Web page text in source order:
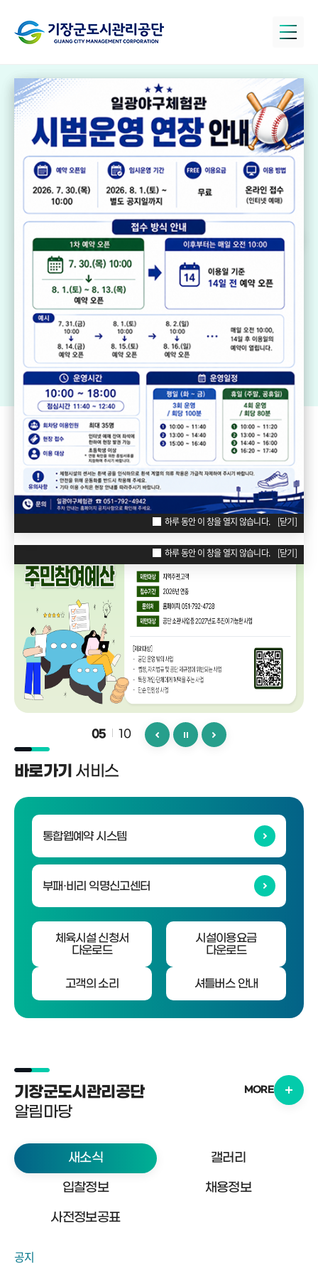
하루 동안 이 창을 열지 않습니다. [닫기]
하루 동안 이 창을 열지 않습니다. [닫기]
하루 동안 이 창을 열지 않습니다. [닫기]
정관아쿠아드림 파크
기장생활체육센터
국민체육센터
드림볼파크 장안천가족휴게공원
리틀·소프트볼구장
POPUPZONE
05 10
바로가기 서비스
통합웹예약 시스템
부패·비리 익명신고센터
체육시설 신청서
다운로드
시설이용요금
다운로드
고객의 소리 셔틀버스 안내
기장군도시관리공단
알림마당
새소식
갤러리
입찰정보
채용정보
사전정보공표
공지
MORE